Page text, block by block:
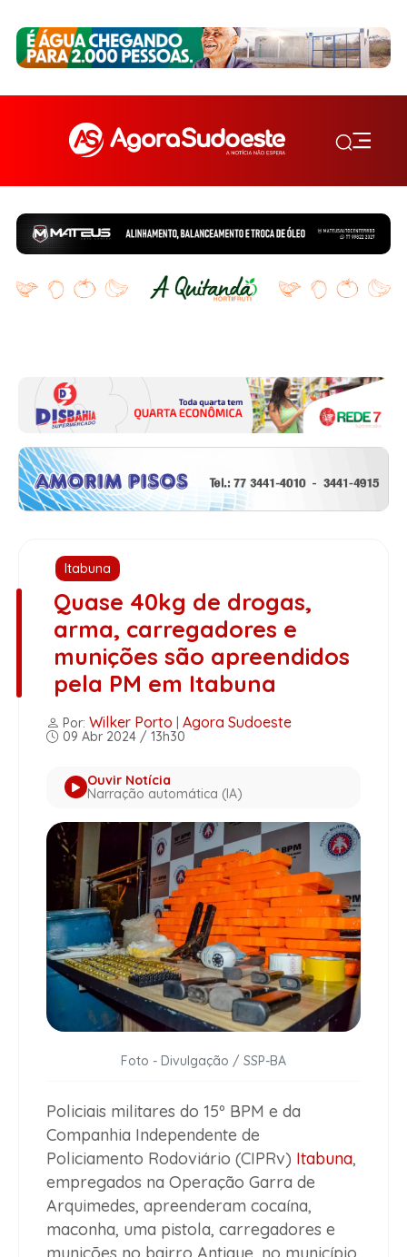
Itabuna
Quase 40kg de drogas,
arma, carregadores e
munições são apreendidos
pela PM em Itabuna
Por: Wilker Porto Agora Sudoeste
09 Abr 2024 / 13h30
Ouvir Notícia
Narração automática (IA)
Foto - Divulgação / SSP-BA
Policiais militares do 15º BPM e da
Companhia Independente de
Policiamento Rodoviário (CIPRv) Itabuna,
empregados na Operação Garra de
Arquimedes, apreenderam cocaína,
maconha, uma pistola, carregadores e
munições no bairro Antique, no município